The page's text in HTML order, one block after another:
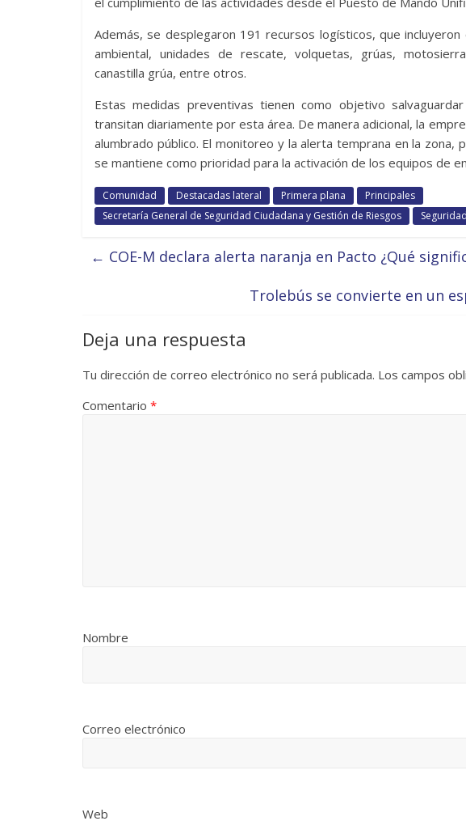
Además, se desplegaron 191 recursos logísticos, que
ambiental, unidades de rescate, volquetas, grúas,
canastilla grúa, entre otros.
Estas medidas preventivas tienen como objetivo
transitan diariamente por esta área. De manera adicional, la
alumbrado público. El monitoreo y la alerta temprana en la
se mantiene como prioridad para la activación de los equipos de
Comunidad Destacadas lateral Primera plana
Principales
Secretaría General de Seguridad Ciudadana y Gestión de Riesgos
Seguridad
← COE-M declara alerta naranja en Pacto ¿Qué
Trolebús se convierte en un
Deja una respuesta
Tu dirección de correo electrónico no será publicada. Los campos
Comentario *
Nombre
Correo electrónico
Web